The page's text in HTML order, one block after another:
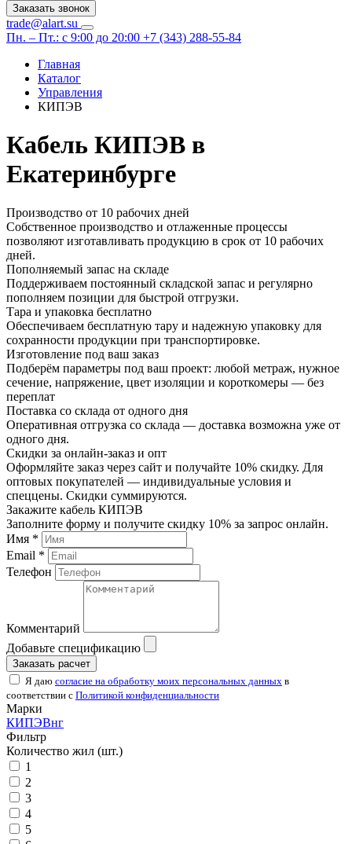
Заказать звонок
trade@alart.su
Пн. – Пт.: с 9:00 до 20:00 +7 (343) 288-55-84
Главная
Каталог
Управления
КИПЭВ
Кабель КИПЭВ в
Екатеринбурге
Производство от 10 рабочих дней
Собственное производство и отлаженные процессы
позволяют изготавливать продукцию в срок от 10 рабочих
дней.
Пополняемый запас на складе
Поддерживаем постоянный складской запас и регулярно
пополняем позиции для быстрой отгрузки.
Тара и упаковка бесплатно
Обеспечиваем бесплатную тару и надежную упаковку для
сохранности продукции при транспортировке.
Изготовление под ваш заказ
Подберём параметры под ваш проект: любой метраж, нужное
сечение, напряжение, цвет изоляции и короткомеры — без
переплат
Поставка со склада от одного дня
Оперативная отгрузка со склада — доставка возможна уже от
одного дня.
Скидки за онлайн-заказ и опт
Оформляйте заказ через сайт и получайте 10% скидку. Для
оптовых покупателей — индивидуальные условия и
спеццены. Скидки суммируются.
Закажите кабель КИПЭВ
Заполните форму и получите скидку 10% за запрос онлайн.
Имя *
Email *
Телефон
Комментарий
Добавьте спецификацию
Заказать расчет
Я даю согласие на обработку моих персональных данных в
соответствии с Политикой конфиденциальности
Марки
КИПЭВнг
Фильтр
Количество жил (шт.)
1
2
3
4
5